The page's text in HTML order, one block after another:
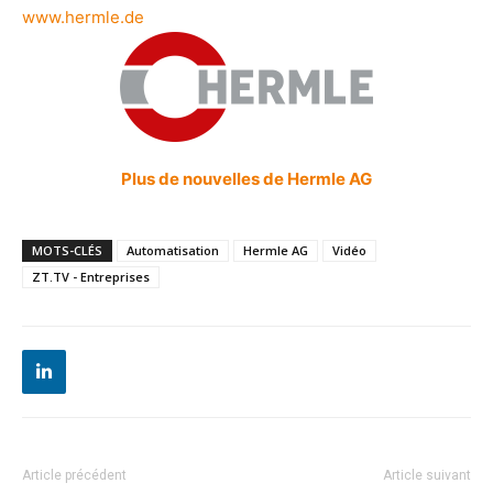
www.hermle.de
Plus de nouvelles de Hermle AG
MOTS-CLÉS Automatisation Hermle AG
Vidéo
ZT.TV - Entreprises
Article précédent Article suivant